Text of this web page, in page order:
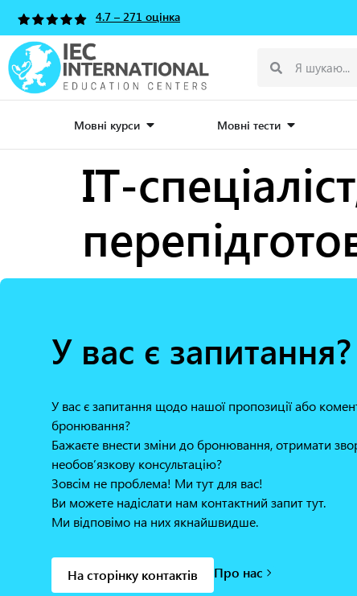
4.7 – 271 оцінка
Мовні курси Мовні тести
ІТ-
У вас є запитання?
У вас є запитання щодо нашої пропозиції або
бронювання?
Бажаєте внести зміни до бронювання, отримати
необов’язкову консультацію?
Зовсім не проблема! Ми тут для вас!
Ви можете надіслати нам контактний запит тут.
Ми відповімо на них якнайшвидше.
На сторінку контактів Про нас